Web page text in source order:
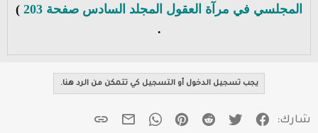
المجلسي في مرآة العقول المجلد السادس صفحة 203
)
.
يجب تسجيل الدخول أو التسجيل كي تتمكن من الرد هنا.
شارك: فيسبوك
تويتر Reddit
Pinterest
WhatsAppالبريد الإلكتروني